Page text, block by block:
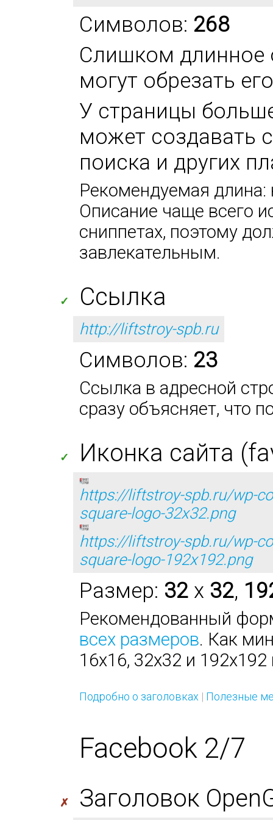
Символов: 268
Слишком длинное
могут обрезать
У страницы
может создавать
поиска и других
Рекомендуемая длина:
Описание чаще всего
сниппетах, поэтому
завлекательным.
✓ Ссылка
http://liftstroy-spb.ru
Символов: 23
Ссылка в адресной
сразу объясняет, что
✓ Иконка сайта
https://liftstroy-spb.ru/wp-
square-logo-32x32.png
https://liftstroy-spb.ru/wp-
square-logo-192x192.png
Размер: 32 x 32,
Рекомендованный
всех размеров. Как
16х16, 32х32 и
Подробно о заголовках | Полезные
Facebook 2/7
✗ Заголовок